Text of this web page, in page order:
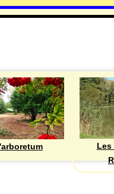
Les